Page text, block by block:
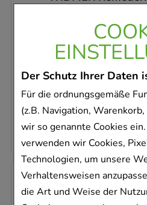
Der Schutz Ihrer Daten
Für die ordnungsgemäße
(z.B. Navigation,
wir so genannte Cookies
verwenden wir Cookies,
Technologien, um unsere
Verhaltensweisen
die Art und Weise der
LOUIS
150
Sofort
15,10 €¹
100,67 €pro 1 l
-29%